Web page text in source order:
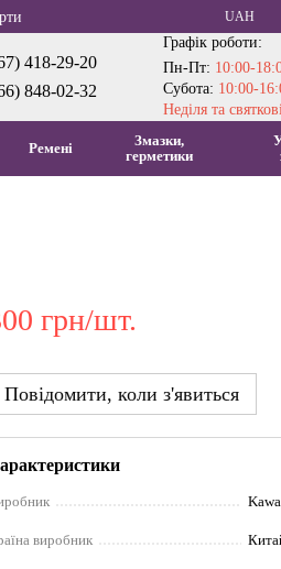
UAH
418-29-20
848-02-32
Графік роботи:
Пн-Пт: 10:00-
Субота: 10:00-
Неділя та
Ремені
Змазки,
герметики
грн/шт.
Повідомити, коли з'явиться
виробник